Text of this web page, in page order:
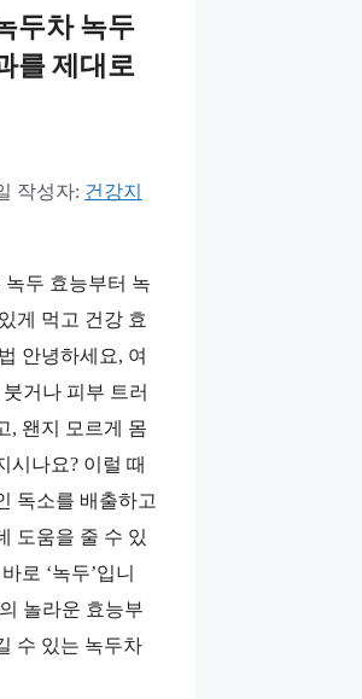
두차 녹두
를 제대로
작성자: 건강지
두 효능부터 녹
게 먹고 건강 효
안녕하세요, 여
거나 피부 트러
, 왠지 모르게 몸
시나요? 이럴 때
독소를 배출하고
도움을 줄 수 있
로 ‘녹두’입니
놀라운 효능부
수 있는 녹두차